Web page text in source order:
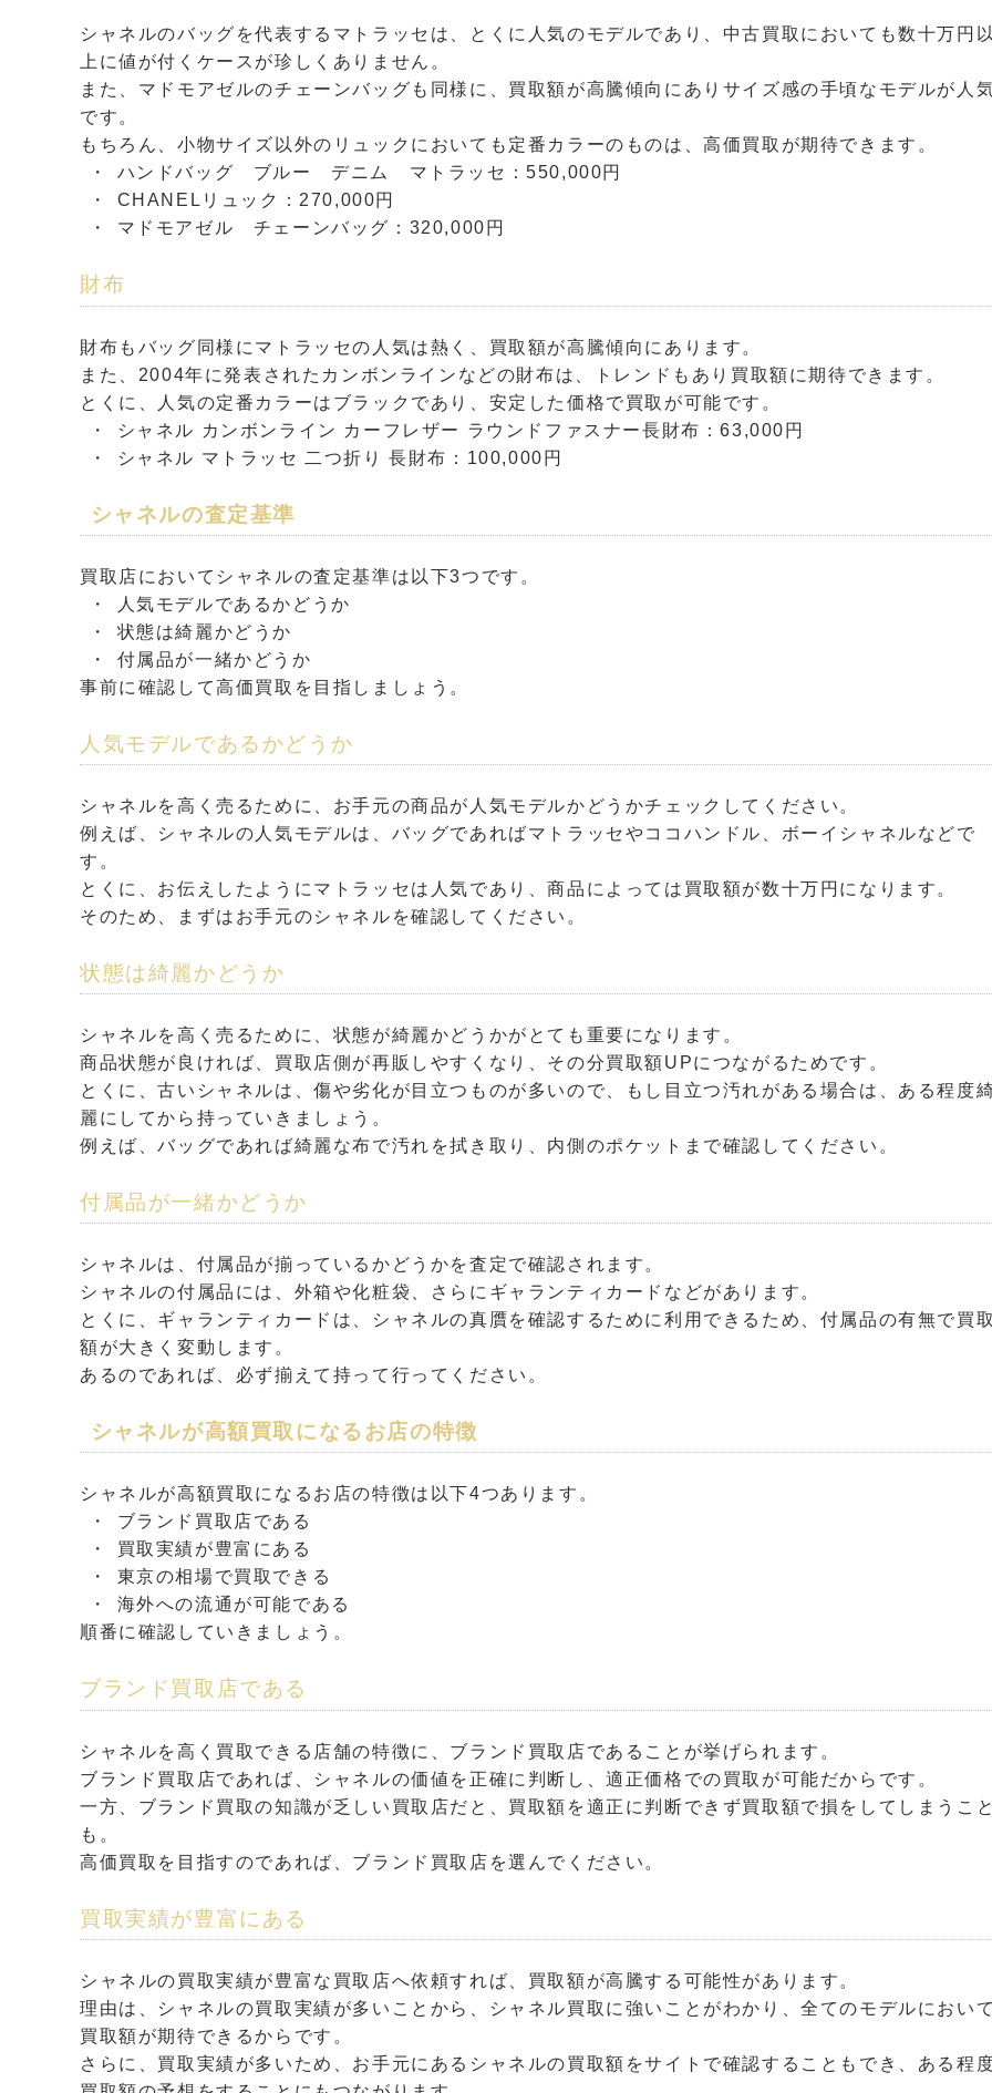
シャネルのバッグを代表するマトラッセは、とくに人気のモデルであり、中古買取においても数十万円
上に値が付くケースが珍しくありません。
また、マドモアゼルのチェーンバッグも同様に、買取額が高騰傾向にありサイズ感の手頃なモデルが人
です。
もちろん、小物サイズ以外のリュックにおいても定番カラーのものは、高価買取が期待できます。
ハンドバッグ ブルー デニム マトラッセ：550,000円
CHANELリュック：270,000円
マドモアゼル チェーンバッグ：320,000円
財布
財布もバッグ同様にマトラッセの人気は熱く、買取額が高騰傾向にあります。
また、2004年に発表されたカンボンラインなどの財布は、トレンドもあり買取額に期待できます。
とくに、人気の定番カラーはブラックであり、安定した価格で買取が可能です。
シャネル カンボンライン カーフレザー ラウンドファスナー長財布：63,000円
シャネル マトラッセ 二つ折り 長財布：100,000円
シャネルの査定基準
買取店においてシャネルの査定基準は以下3つです。
人気モデルであるかどうか
状態は綺麗かどうか
付属品が一緒かどうか
事前に確認して高価買取を目指しましょう。
人気モデルであるかどうか
シャネルを高く売るために、お手元の商品が人気モデルかどうかチェックしてください。
例えば、シャネルの人気モデルは、バッグであればマトラッセやココハンドル、ボーイシャネルなどで
す。
とくに、お伝えしたようにマトラッセは人気であり、商品によっては買取額が数十万円になります。
そのため、まずはお手元のシャネルを確認してください。
状態は綺麗かどうか
シャネルを高く売るために、状態が綺麗かどうかがとても重要になります。
商品状態が良ければ、買取店側が再販しやすくなり、その分買取額UPにつながるためです。
とくに、古いシャネルは、傷や劣化が目立つものが多いので、もし目立つ汚れがある場合は、ある程度
麗にしてから持っていきましょう。
例えば、バッグであれば綺麗な布で汚れを拭き取り、内側のポケットまで確認してください。
付属品が一緒かどうか
シャネルは、付属品が揃っているかどうかを査定で確認されます。
シャネルの付属品には、外箱や化粧袋、さらにギャランティカードなどがあります。
とくに、ギャランティカードは、シャネルの真贋を確認するために利用できるため、付属品の有無で買
額が大きく変動します。
あるのであれば、必ず揃えて持って行ってください。
シャネルが高額買取になるお店の特徴
シャネルが高額買取になるお店の特徴は以下4つあります。
ブランド買取店である
買取実績が豊富にある
東京の相場で買取できる
海外への流通が可能である
順番に確認していきましょう。
ブランド買取店である
シャネルを高く買取できる店舗の特徴に、ブランド買取店であることが挙げられます。
ブランド買取店であれば、シャネルの価値を正確に判断し、適正価格での買取が可能だからです。
一方、ブランド買取の知識が乏しい買取店だと、買取額を適正に判断できず買取額で損をしてしまうこ
も。
高価買取を目指すのであれば、ブランド買取店を選んでください。
買取実績が豊富にある
シャネルの買取実績が豊富な買取店へ依頼すれば、買取額が高騰する可能性があります。
理由は、シャネルの買取実績が多いことから、シャネル買取に強いことがわかり、全てのモデルにおい
買取額が期待できるからです。
さらに、買取実績が多いため、お手元にあるシャネルの買取額をサイトで確認することもでき、ある程